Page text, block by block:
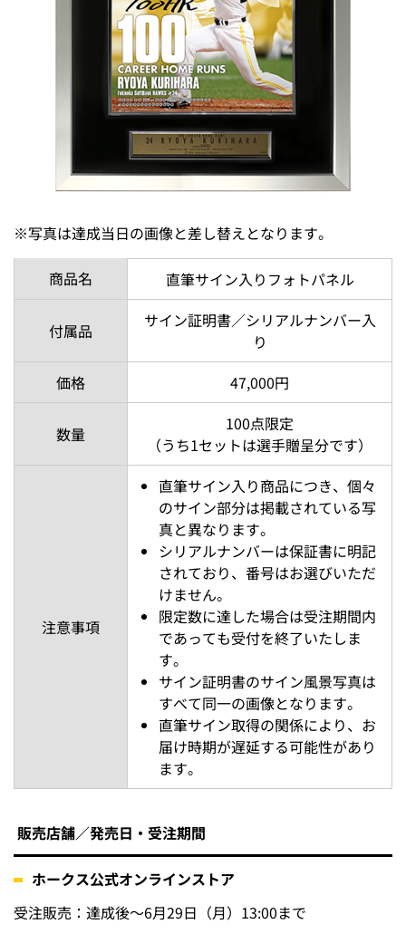
※写真は達成当日の画像と差し替えとなります。
商品名 直筆サイン入りフォトパネル
付属品
サイン証明書／シリアルナンバー入
り
価格
47,000円
数量
100点限定
（うち1セットは選手贈呈分です）
注意事項
直筆サイン入り商品につき、個々
のサイン部分は掲載されている写
真と異なります。
シリアルナンバーは保証書に明記
されており、番号はお選びいただ
けません。
限定数に達した場合は受注期間内
であっても受付を終了いたしま
す。
サイン証明書のサイン風景写真は
すべて同一の画像となります。
直筆サイン取得の関係により、お
届け時期が遅延する可能性があり
ます。
販売店舗／発売日・受注期間
ホークス公式オンラインストア
受注販売：達成後～6月29日（月）13:00まで